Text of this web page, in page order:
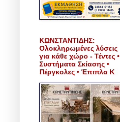
ΚΩΝΣΤΑΝΤΙΔΗΣ:
Ολοκληρωμένες λύσεις
για κάθε χώρο - Τέντες •
Συστήματα Σκίασης •
Πέργκολες • Έπιπλα Κ